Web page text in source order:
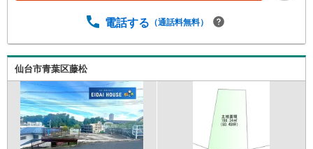
【引っ越し】【リフォーム】など住宅に関する様々なご質
ついても、誠心誠意ご説明させて頂きます。各店舗ではキ
ッズスペースも完備！お子様連れのご家族様で是非お越し
ください。営業時間:10:00～18:00（定休日火・水曜日※店
舗により変動あり）現地のご案内も可能ですので、どうぞ
お気軽にお問い合わせください！
電話する （通話料無料）
仙台市青葉区藤松